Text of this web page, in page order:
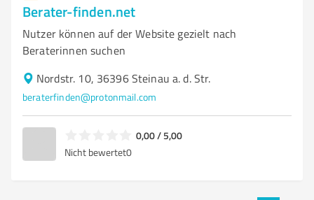
Berater-finden.net
Nutzer können auf der Website gezielt nach
Beraterinnen suchen
Nordstr. 10, 36396 Steinau a. d. Str.
beraterfinden@protonmail.com
0,00 / 5,00
Nicht bewertet0